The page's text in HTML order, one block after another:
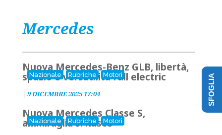
Mercedes
Nazionale Rubriche Motori
Nuova Mercedes-Benz GLB, libertà,
spazio e versatilità full electric
| 9 DICEMBRE 2025 17:04
Nazionale Rubriche Motori
Nuova Mercedes Classe S,
ammiraglia si nasce
SFOGLIA